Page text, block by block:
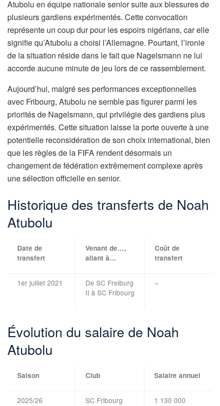
Atubolu en équipe nationale senior suite aux blessures de
plusieurs gardiens expérimentés. Cette convocation
représente un coup dur pour les espoirs nigérians, car elle
signifie qu’Atubolu a choisi l’Allemagne. Pourtant, l’ironie
de la situation réside dans le fait que Nagelsmann ne lui
accorde aucune minute de jeu lors de ce rassemblement.
Aujourd’hui, malgré ses performances exceptionnelles
avec Fribourg, Atubolu ne semble pas figurer parmi les
priorités de Nagelsmann, qui privilégie des gardiens plus
expérimentés. Cette situation laisse la porte ouverte à une
potentielle reconsidération de son choix international, bien
que les règles de la FIFA rendent désormais un
changement de fédération extrêmement complexe après
une sélection officielle en senior.
Historique des transferts de Noah
Atubolu
Date de
transfert
Venant de…,
allant à…
Coût de
transfert
1er juillet 2021
De SC Freiburg
II à SC Fribourg
–
Évolution du salaire de Noah
Atubolu
Saison Club Salaire annuel
2025/26 SC Fribourg
1 130 000